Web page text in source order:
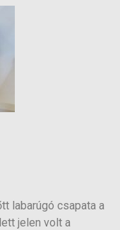
labarúgó csapata a
jelen volt a